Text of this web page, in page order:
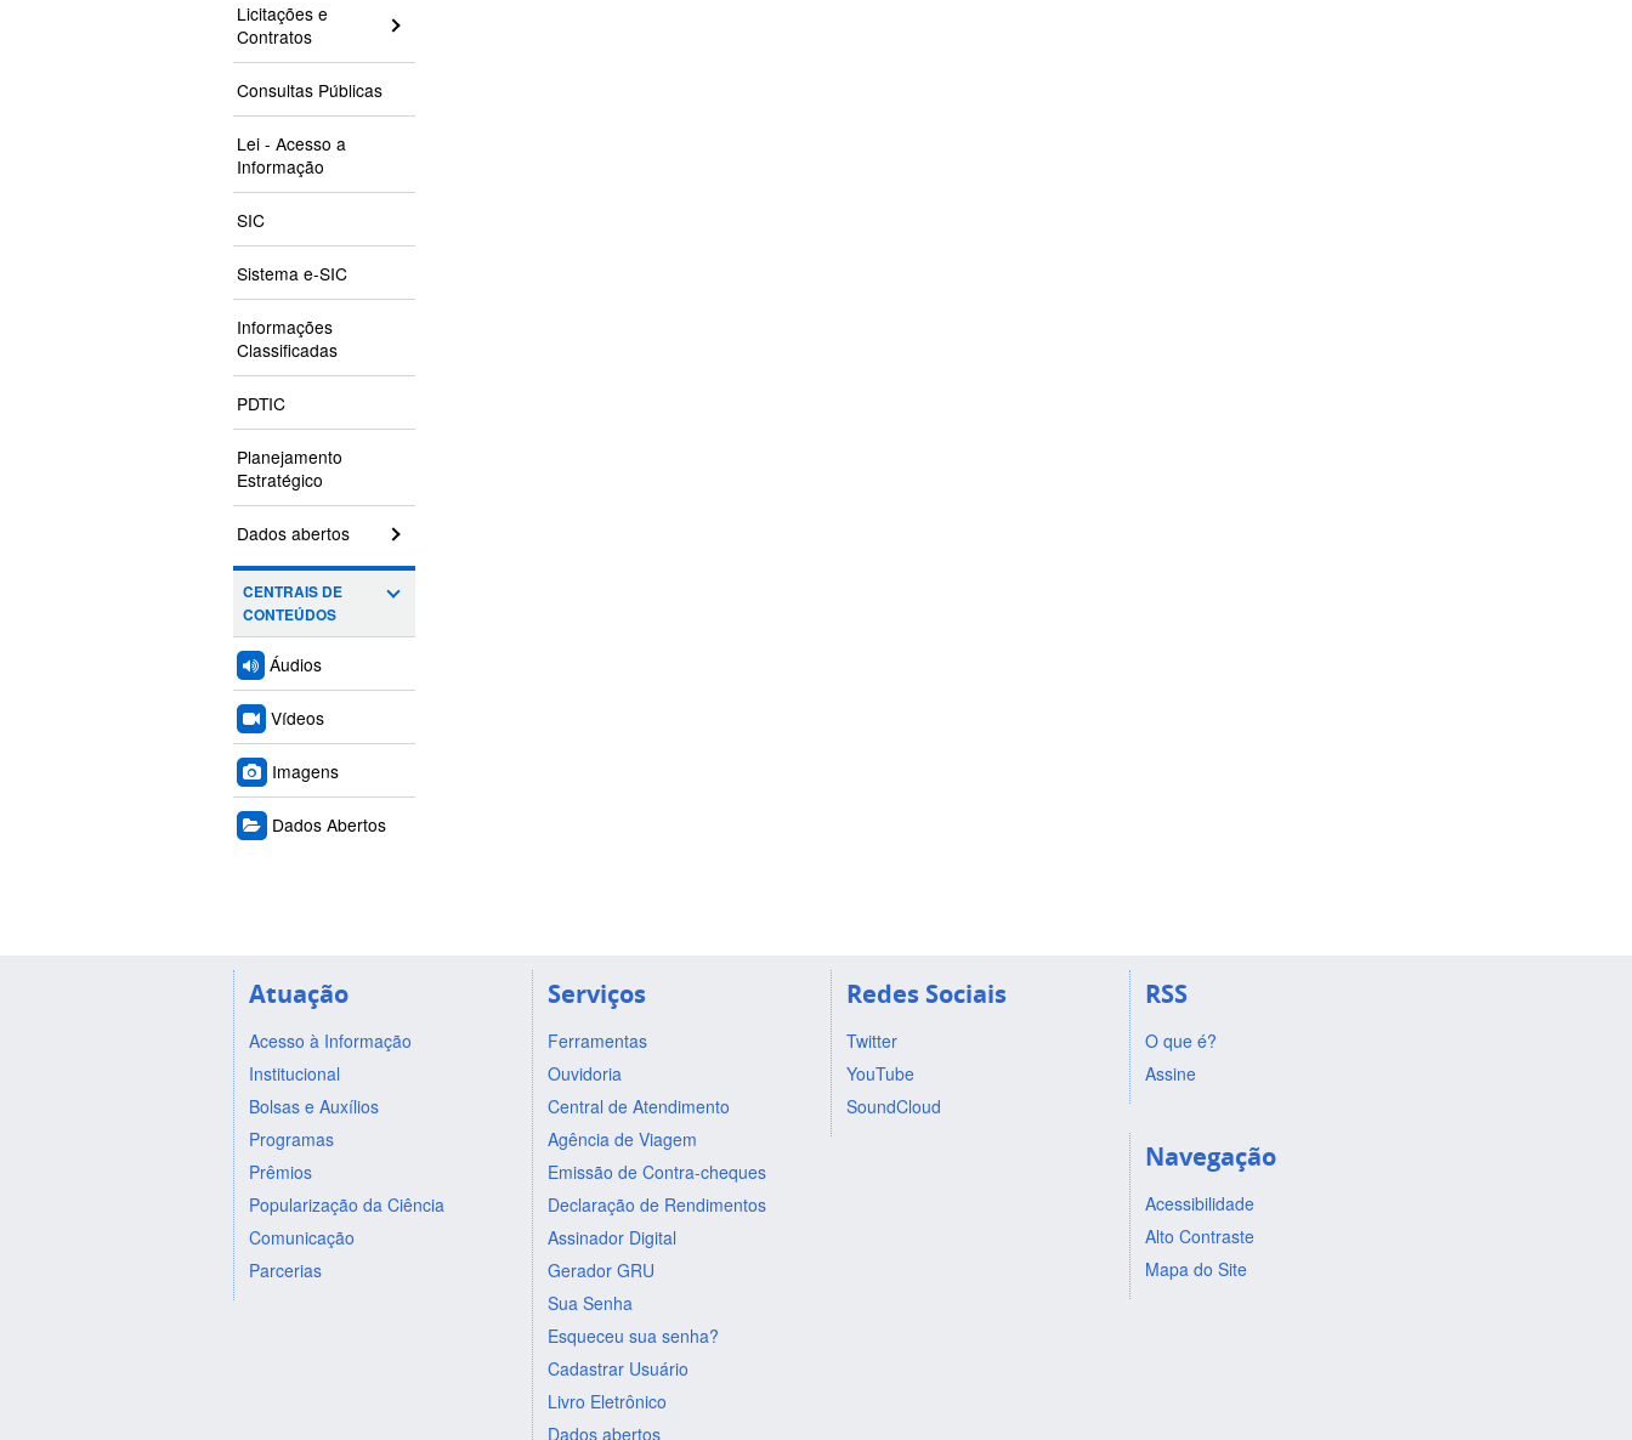
Licitações e
Contratos
Consultas Públicas
Lei - Acesso a
Informação
SIC
Sistema e-SIC
Informações
Classificadas
PDTIC
Planejamento
Estratégico
Dados abertos
CENTRAIS DE
CONTEÚDOS
Áudios
Vídeos
Imagens
Dados Abertos
Atuação
Acesso à Informação
Institucional
Bolsas e Auxílios
Programas
Prêmios
Popularização da Ciência
Comunicação
Parcerias
Serviços
Ferramentas
Ouvidoria
Central de Atendimento
Agência de Viagem
Emissão de Contra-cheques
Declaração de Rendimentos
Assinador Digital
Gerador GRU
Sua Senha
Esqueceu sua senha?
Cadastrar Usuário
Livro Eletrônico
Dados abertos
Redes Sociais
Twitter
YouTube
SoundCloud
RSS
O que é?
Assine
Navegação
Acessibilidade
Alto Contraste
Mapa do Site